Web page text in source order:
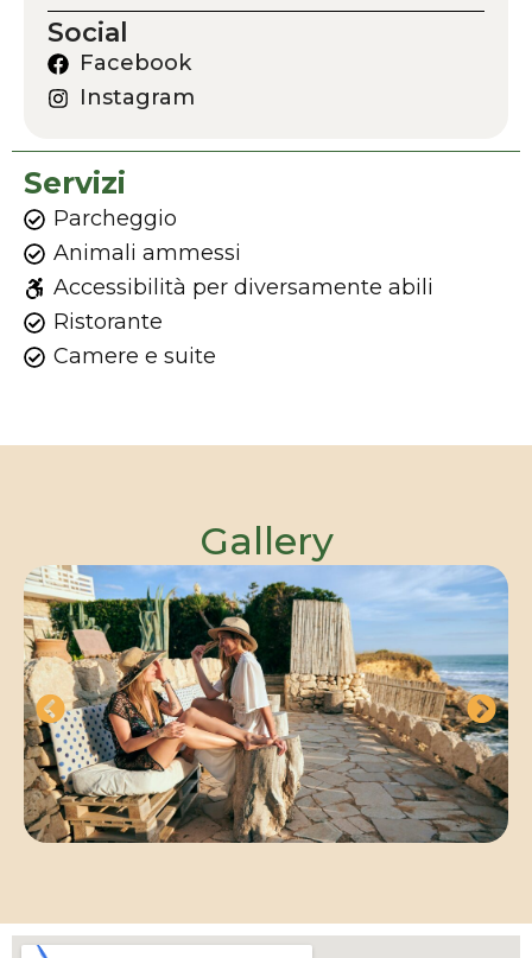
Social
Facebook
Instagram
Servizi
Parcheggio
Animali ammessi
Accessibilità per diversamente abili
Ristorante
Camere e suite
Gallery